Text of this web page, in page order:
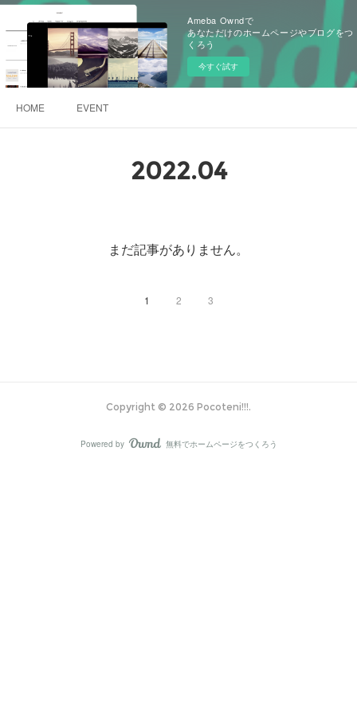
Ameba Owndで
あなただけのホームページやブログをつ
くろう
今すぐ試す
HOME EVENT
2022.04
まだ記事がありません。
1 2 3
Copyright © 2026 Pocoteni!!!.
Powered by AmebaOwnd
無料でホームページをつくろう